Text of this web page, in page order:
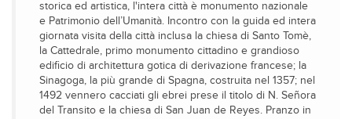
storica ed artistica, l'intera città è monumento nazionale
e Patrimonio dell’Umanità. Incontro con la guida ed intera
giornata visita della città inclusa la chiesa di Santo Tomè,
la Cattedrale, primo monumento cittadino e grandioso
edificio di architettura gotica di derivazione francese; la
Sinagoga, la più grande di Spagna, costruita nel 1357; nel
1492 vennero cacciati gli ebrei prese il titolo di N. Señora
del Transito e la chiesa di San Juan de Reyes. Pranzo in